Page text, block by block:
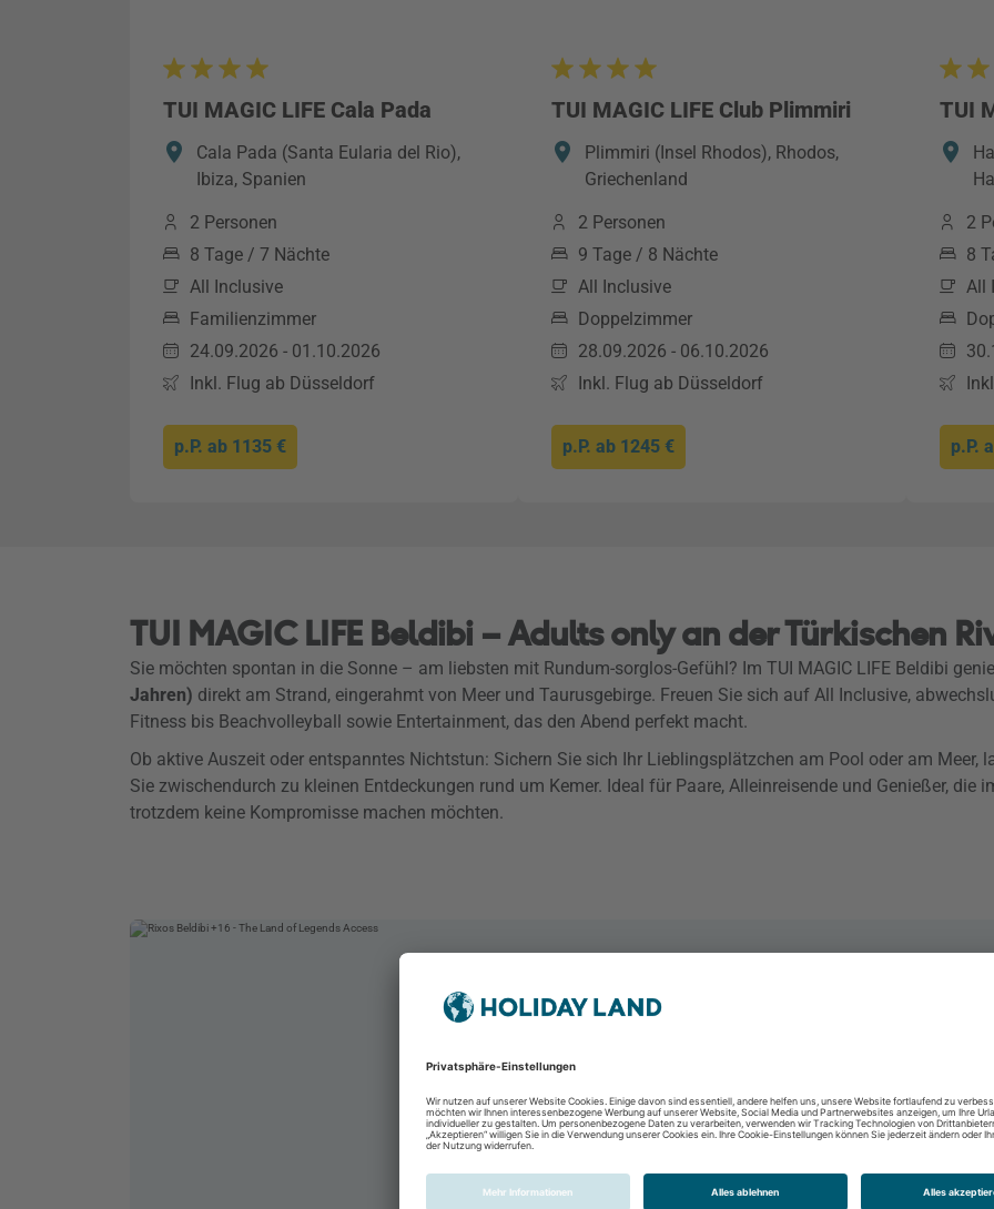
TUI MAGIC LIFE Cala Pada
Cala Pada (Santa Eularia del Rio),
Ibiza, Spanien
2 Personen
8 Tage / 7 Nächte
All Inclusive
Familienzimmer
24.09.2026 - 01.10.2026
Inkl. Flug ab Düsseldorf
p.P. ab 1135 €
TUI MAGIC LIFE Club Plimmiri
Plimmiri (Insel Rhodos), Rhodos,
Griechenland
2 Personen
9 Tage / 8 Nächte
All Inclusive
Doppelzimmer
28.09.2026 - 06.10.2026
Inkl. Flug ab Düsseldorf
p.P. ab 1245 €
TUI
2
8
All
p.P.
TUI MAGIC LIFE Beldibi – Adults only an der Türkischen
Sie möchten spontan in die Sonne – am liebsten mit Rundum-sorglos-Gefühl? Im TUI MAGIC LIFE Beldibi
Jahren) direkt am Strand, eingerahmt von Meer und Taurusgebirge. Freuen Sie sich auf All Inclusive,
Fitness bis Beachvolleyball sowie Entertainment, das den Abend perfekt macht.
Ob aktive Auszeit oder entspanntes Nichtstun: Sichern Sie sich Ihr Lieblingsplätzchen am Pool oder am Meer,
Sie zwischendurch zu kleinen Entdeckungen rund um Kemer. Ideal für Paare, Alleinreisende und Genießer,
trotzdem keine Kompromisse machen möchten.
2 Personen
8 Tage / 7 Nächte